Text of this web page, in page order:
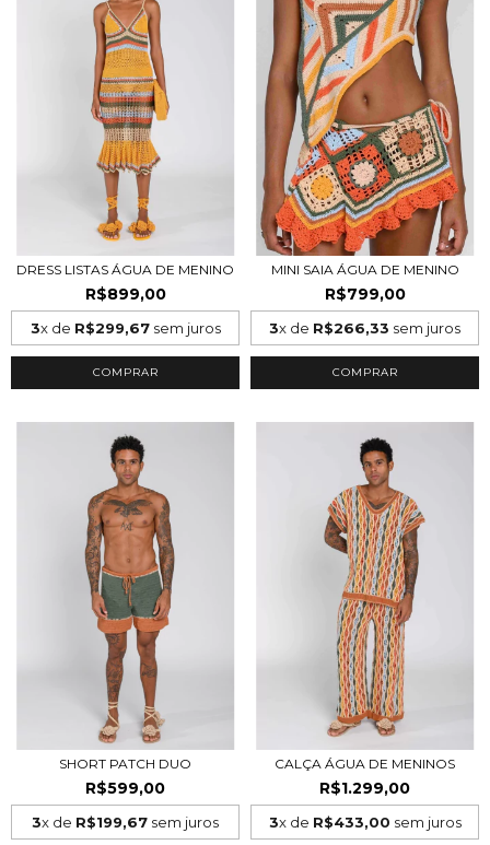
DRESS LISTAS ÁGUA DE MENINO
R$899,00
3x de R$299,67sem juros
COMPRAR
MINI SAIA ÁGUA DE MENINO
R$799,00
3x de R$266,33 sem juros
COMPRAR
SHORT PATCH DUO
R$599,00
3x de R$199,67 sem juros
CALÇA ÁGUA DE MENINOS
R$1.299,00
3x de R$433,00 sem juros